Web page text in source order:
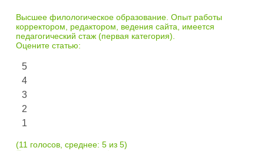
Высшее филологическое образование. Опыт работы
корректором, редактором, ведения сайта, имеется
педагогический стаж (первая категория).
Оцените статью:
5
4
3
2
1
(11 голосов, среднее: 5 из 5)